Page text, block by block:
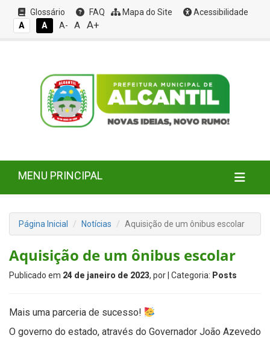
Glossário FAQ Mapa do Site
Acessibilidade
A
A A- A A+
MENU PRINCIPAL
Página Inicial Notícias Aquisição de um ônibus escolar
Aquisição de um ônibus escolar
Publicado em 24 de janeiro de 2023, por | Categoria: Posts
Mais uma parceria de sucesso!
O governo do estado, através do Governador João Azevedo